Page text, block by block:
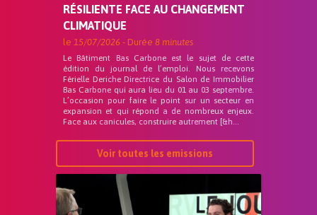
RÉSILIENTE FACE AU CHANGEMENT
CLIMATIQUE
le 15/07/2026 - Durée 8 minutes
Le Bâtiment Bas Carbone est le sujet de cette
édition du journal de l’emploi. Nous recevons
Férielle Deriche Directrice du Salon de Immobilier
Bas Carbone qui aura lieu du 01 au 03 septembre.
L’occasion pour faire le point sur un secteur en
expansion et qui répond a de nombreux enjeux.
Face aux canicules, construire autrement [&h...
Voir toutes les emissions